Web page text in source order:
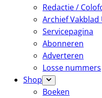
Redactie /
Archief
Servicepagina
Abonneren
Adverteren
Losse nummers
Shop
Boeken